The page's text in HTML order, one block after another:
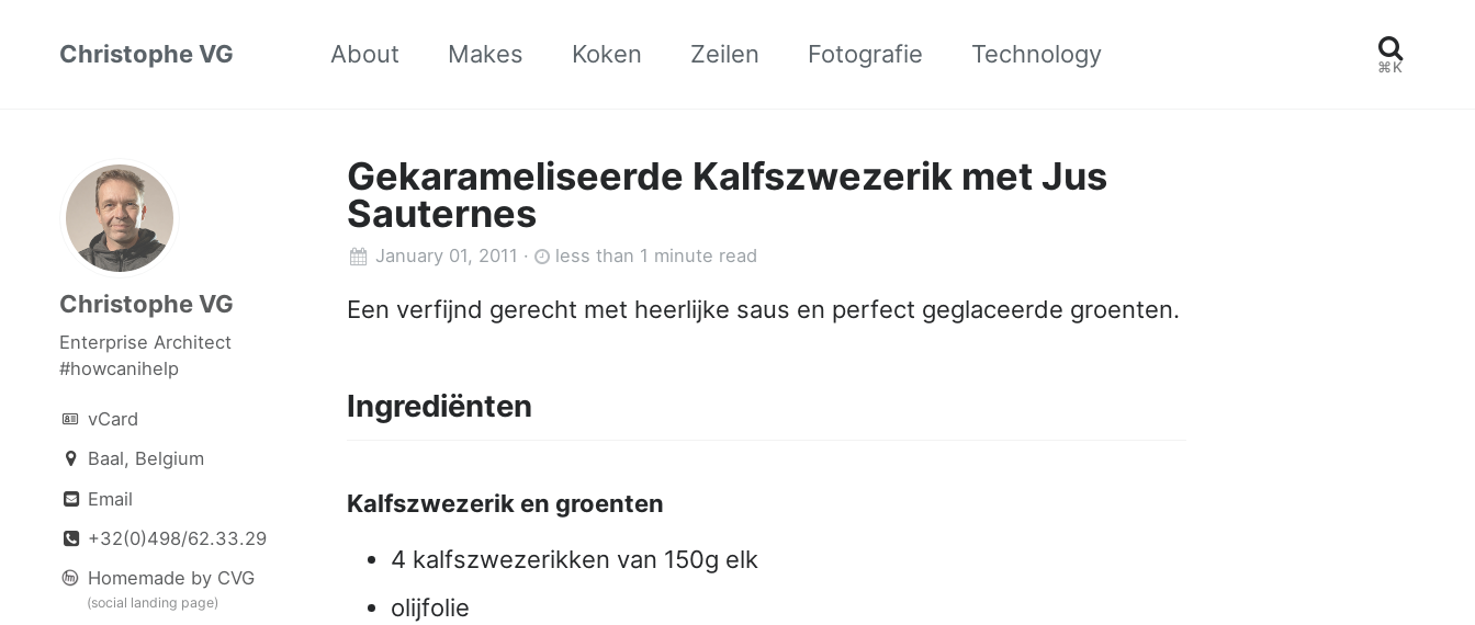
Christophe VG About Makes Koken Zeilen Fotografie Technology ⌘K
Christophe VG
Enterprise Architect
#howcanihelp
vCard
Baal, Belgium
Email
+32(0)498/62.33.29
Homemade by CVG
(social landing page)
Gekarameliseerde Kalfszwezerik met Jus
Sauternes
January 01, 2011 · less than 1 minute read
Een verfijnd gerecht met heerlijke saus en perfect geglaceerde groenten.
Ingrediënten
Kalfszwezerik en groenten
4 kalfszwezerikken van 150g elk
olijfolie